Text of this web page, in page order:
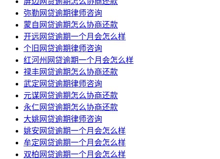
弥勒网贷逾期律师咨询
蒙自网贷逾期怎么协商还款
开远网贷逾期一个月会怎么样
个旧网贷逾期律师咨询
红河州网贷逾期一个月会怎么样
禄丰网贷逾期怎么协商还款
武定网贷逾期律师咨询
元谋网贷逾期怎么协商还款
永仁网贷逾期怎么协商还款
大姚网贷逾期律师咨询
姚安网贷逾期一个月会怎么样
牟定网贷逾期一个月会怎么样
双柏网贷逾期一个月会怎么样